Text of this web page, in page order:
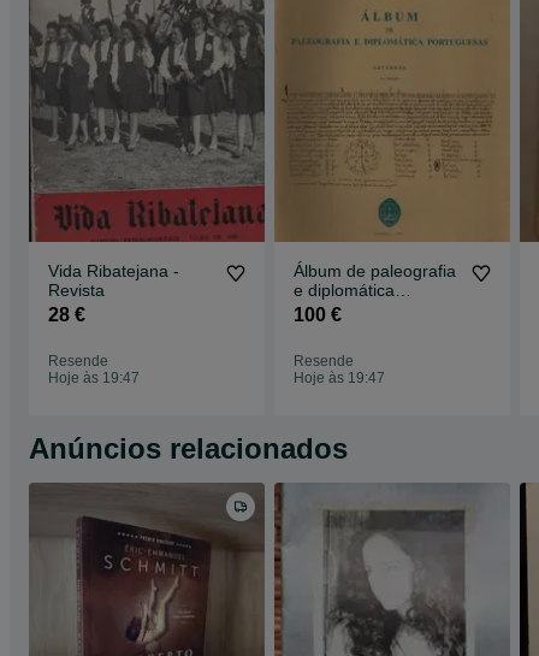
Vida Ribatejana -
Revista
28 €
Resende
Hoje às 19:47
Álbum de paleografia
e diplomática
portuguesa
100 €
Resende
Hoje às 19:47
Anúncios relacionados